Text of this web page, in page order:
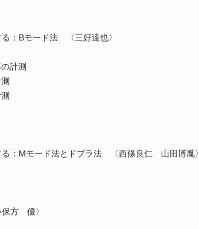
Bモード法 〈三好達也〉
計測
Mモード法とドプラ法 〈西條良仁 山田博胤〉
方 優〉